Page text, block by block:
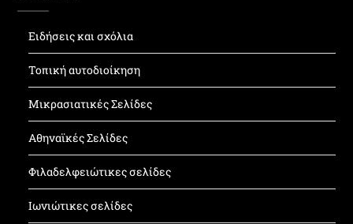
Ειδήσεις και σχόλια
Τοπική αυτοδιοίκηση
Μικρασιατικές Σελίδες
Αθηναϊκές Σελίδες
Φιλαδελφειώτικες σελίδες
Ιωνιώτικες σελίδες